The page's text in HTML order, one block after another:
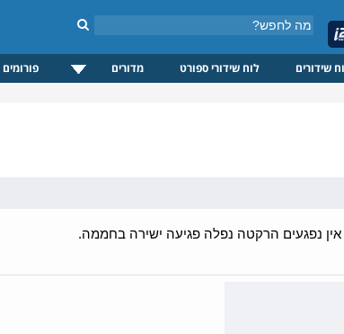
שידורים לוח שידורי ספורט מדורים פורומים
אין נפגעים הרקטה נפלה פגיעה ישירה בחממה.